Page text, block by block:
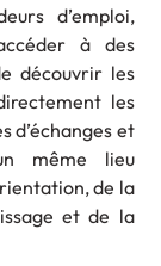
d’emploi,
à des
découvrir les
les
d’échanges et
même lieu
de la
et de la